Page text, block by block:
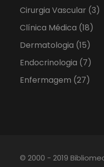
Cirurgia Vascular (3)
Clínica Médica (18)
Dermatologia (15)
Endocrinologia (7)
Enfermagem (27)
© 2000 - 2019